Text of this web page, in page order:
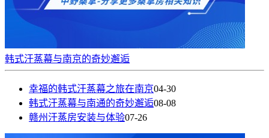
韩式汗蒸幕与南京的奇妙邂逅
幸福的韩式汗蒸幕之旅在南京04-30
韩式汗蒸幕与南通的奇妙邂逅08-08
赣州汗蒸房安装与体验07-26